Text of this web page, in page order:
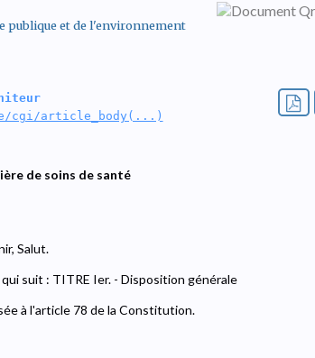
publique et de l'environnement
cgi/article_body(...)
de soins de santé
Salut.
suit : TITRE Ier. - Disposition générale
à l'article 78 de la Constitution.